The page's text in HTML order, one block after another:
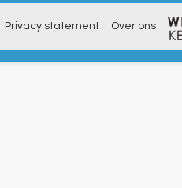
Privacy statement Over ons